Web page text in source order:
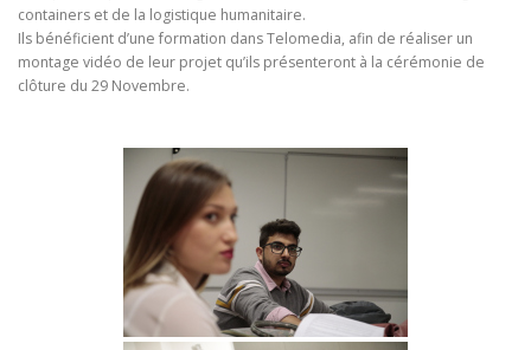
containers et de la logistique humanitaire.
Ils bénéficient d’une formation dans Telomedia, afin de réaliser un
montage vidéo de leur projet qu’ils présenteront à la cérémonie de
clôture du 29 Novembre.